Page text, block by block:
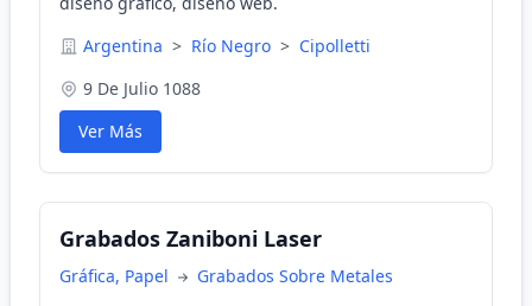
Argentina > Río Negro > Cipolletti
9 De Julio 1088
Ver Más
Grabados Zaniboni Laser
Gráfica, Papel
Grabados Sobre Metales